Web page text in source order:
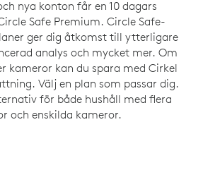
nya konton får en 10 dagars
Safe Premium. Circle Safe-
ger dig åtkomst till ytterligare
analys och mycket mer. Om
kameror kan du spara med Cirkel
Välj en plan som passar dig.
för både hushåll med flera
och enskilda kameror.